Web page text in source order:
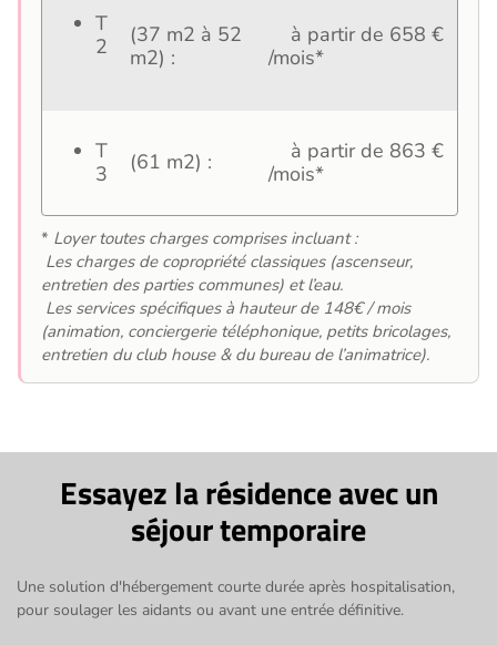
T
2
(37 m2 à 52
m2) :
à partir de 658 €
/mois*
T
3
(61 m2) :
à partir de 863 €
/mois*
* Loyer toutes charges comprises incluant :
Les charges de copropriété classiques (ascenseur,
entretien des parties communes) et l’eau.
Les services spécifiques à hauteur de 148€ / mois
(animation, conciergerie téléphonique, petits bricolages,
entretien du club house & du bureau de l’animatrice).
Essayez la résidence avec un
séjour temporaire
Une solution d'hébergement courte durée après hospitalisation,
pour soulager les aidants ou avant une entrée définitive.